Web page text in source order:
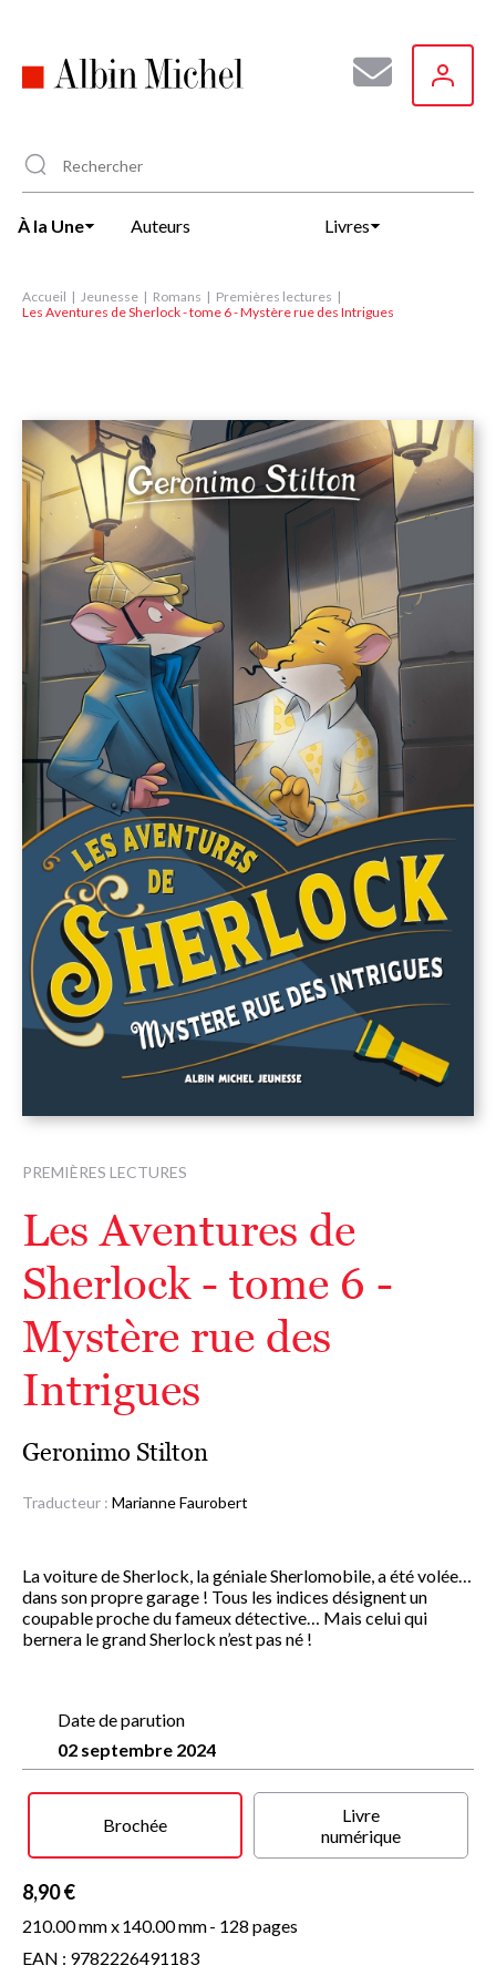
principal
À la Une Auteurs Livres
Accueil Jeunesse Romans
Premières lectures
Les Aventures de Sherlock - tome 6 - Mystère rue des Intrigues
PREMIÈRES LECTURES
Les Aventures de
Sherlock - tome 6 -
Mystère rue des
Intrigues
Geronimo Stilton
Traducteur : Marianne Faurobert
La voiture de Sherlock, la géniale Sherlomobile, a été volée…
dans son propre garage ! Tous les indices désignent un
coupable proche du fameux détective… Mais celui qui
bernera le grand Sherlock n’est pas né !
Date de parution
02 septembre 2024
Brochée
Livre
numérique
8,90 €
210.00 mm x140.00 mm- 128 pages
EAN : 9782226491183